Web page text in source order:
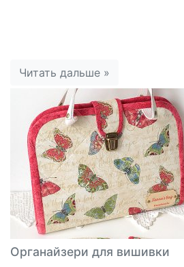
Читать дальше »
Органайзери для вишивки